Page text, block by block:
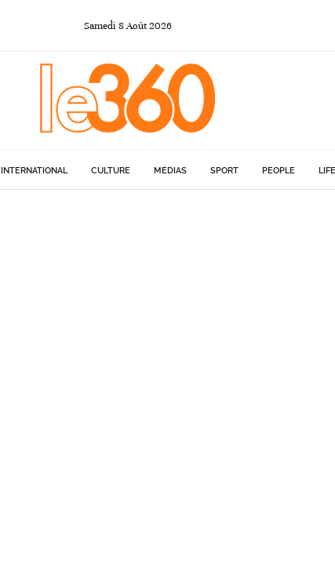
Samedi 8Août2026
INTERNATIONAL CULTURE MÉDIAS SPORT PEOPLE